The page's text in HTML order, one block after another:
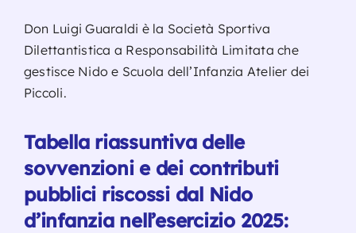
Don Luigi Guaraldi è la Società Sportiva
Dilettantistica a Responsabilità Limitata che
gestisce Nido e Scuola dell’Infanzia Atelier dei
Piccoli.
Tabella riassuntiva delle
sovvenzioni e dei contributi
pubblici riscossi dal Nido
d’infanzia nell’esercizio 2025: